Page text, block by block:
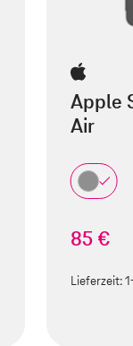
Apple
Air
85 €
Lieferzeit: